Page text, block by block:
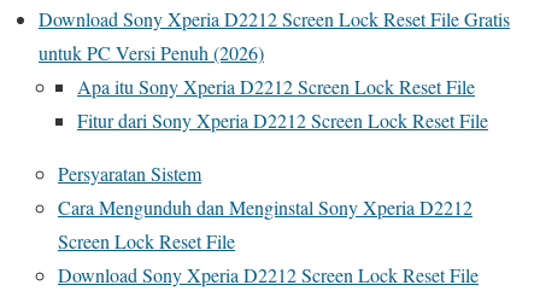
Download Sony Xperia D2212 Screen Lock Reset File Gratis
untuk PC Versi Penuh (2026)
Apa itu Sony Xperia D2212 Screen Lock Reset File
Fitur dari Sony Xperia D2212 Screen Lock Reset File
Persyaratan Sistem
Cara Mengunduh dan Menginstal Sony Xperia D2212
Screen Lock Reset File
Download Sony Xperia D2212 Screen Lock Reset File